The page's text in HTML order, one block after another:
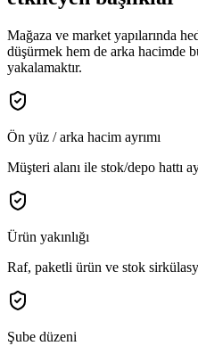
Mağaza ve market yapılarında
düşürmek hem de arka hacimde
yakalamaktır.
Ön yüz / arka hacim ayrımı
Müşteri alanı ile stok/depo hattı
Ürün yakınlığı
Raf, paketli ürün ve stok
Şube düzeni